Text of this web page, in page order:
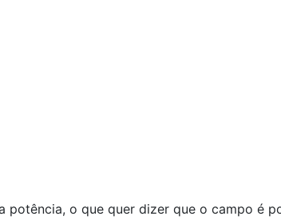
potência, o que quer dizer que o campo é